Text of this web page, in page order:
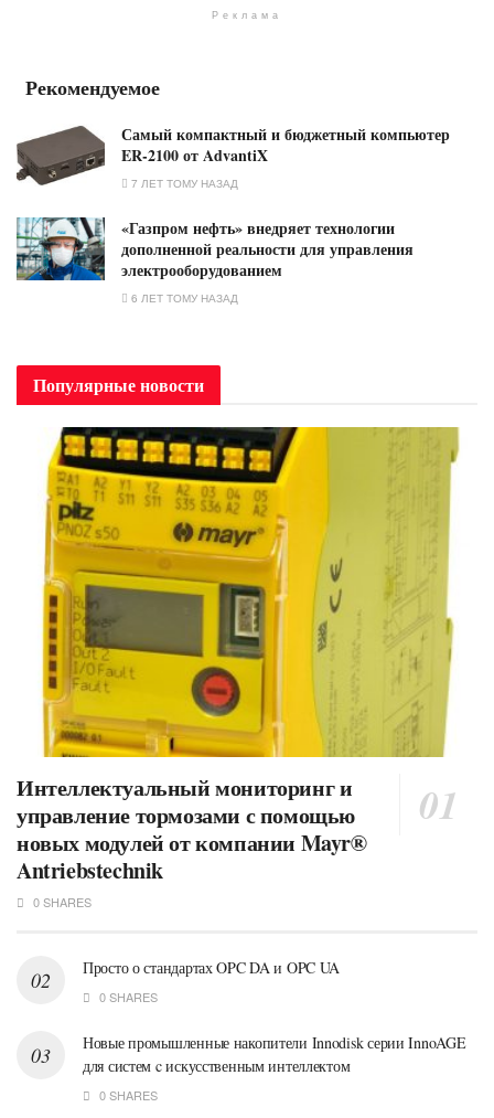
Реклама
Рекомендуемое
Самый компактный и бюджетный компьютер
ER-2100 от AdvantiX
7 ЛЕТ ТОМУ НАЗАД
«Газпром нефть» внедряет технологии
дополненной реальности для управления
электрооборудованием
6 ЛЕТ ТОМУ НАЗАД
Популярные новости
Интеллектуальный мониторинг и
управление тормозами с помощью
новых модулей от компании Mayr®
Antriebstechnik
0 SHARES
Просто о стандартах OPC DA и OPC UA
0 SHARES
Новые промышленные накопители Innodisk серии InnoAGE
для систем c искусственным интеллектом
0 SHARES